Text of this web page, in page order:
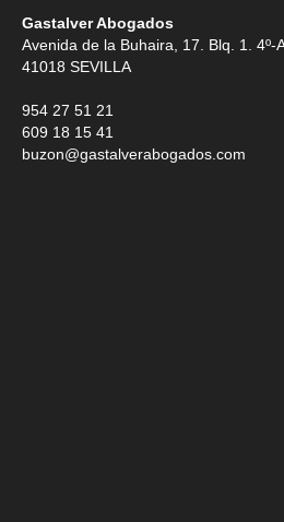
Gastalver Abogados
Avenida de la Buhaira, 17. Blq. 1. 4º-
41018 SEVILLA
954 27 51 21
609 18 15 41
buzon@gastalverabogados.com